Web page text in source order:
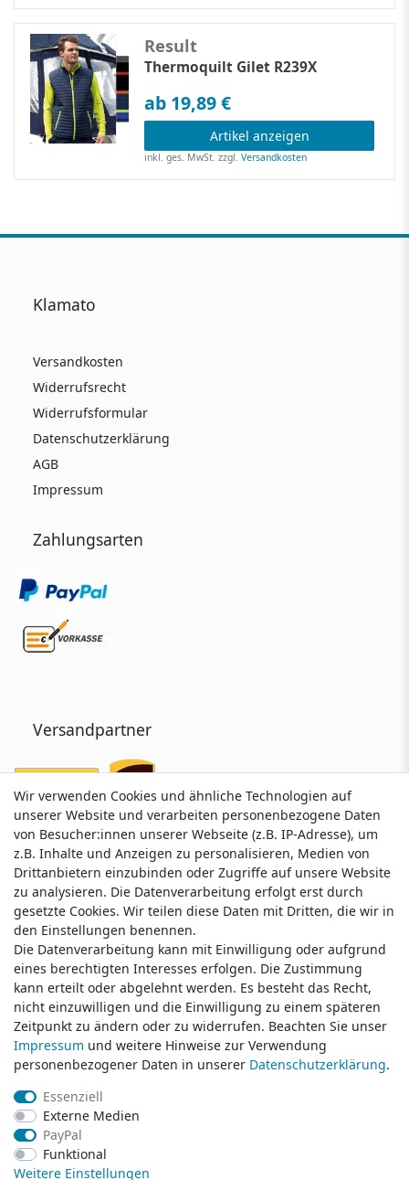
Result
Thermoquilt Gilet R239X
ab 19,89 €
Artikel anzeigen
inkl. ges. MwSt. zzgl.Versandkosten
Klamato
Versandkosten
Widerrufsrecht
Widerrufsformular
Datenschutzerklärung
AGB
Impressum
Zahlungsarten
Versandpartner
Service & Kontakt
Wünschen Sie einen Rückruf?
service@klamato.de
Schreiben Sie uns:
service@klamato.de
Durchschnittliche Bewertung von
Bewertungsgrundlage des Anbieters: 5 Verkaufs- und 3 Bewertungsplattformen
Wir verwenden Cookies und ähnliche Technologien auf
unserer Website und verarbeiten personenbezogene Daten
von Besucher:innen unserer Webseite (z.B. IP-Adresse), um
z.B. Inhalte und Anzeigen zu personalisieren, Medien von
Drittanbietern einzubinden oder Zugriffe auf unsere Website
zu analysieren. Die Datenverarbeitung erfolgt erst durch
gesetzte Cookies. Wir teilen diese Daten mit Dritten, die wir in
den Einstellungen benennen.
Die Datenverarbeitung kann mit Einwilligung oder aufgrund
eines berechtigten Interesses erfolgen. Die Zustimmung
kann erteilt oder abgelehnt werden. Es besteht das Recht,
nicht einzuwilligen und die Einwilligung zu einem späteren
Zeitpunkt zu ändern oder zu widerrufen. Beachten Sie unser
Impressum und weitere Hinweise zur Verwendung
personenbezogener Daten in unserer Daten­schutz­erklärung.
Essenziell
Externe Medien
PayPal
Funktional
Weitere Einstellungen
Wir verwenden Cookies und ähnliche Technologien auf
unserer Website und verarbeiten personenbezogene Daten
von Besucher:innen unserer Webseite (z.B. IP-Adresse), um
z.B. Inhalte und Anzeigen zu personalisieren, Medien von
Drittanbietern einzubinden oder Zugriffe auf unsere Website
zu analysieren. Die Datenverarbeitung erfolgt erst durch
gesetzte Cookies. Wir teilen diese Daten mit Dritten, die wir in
den Einstellungen benennen.
Die Datenverarbeitung kann mit Einwilligung oder aufgrund
eines berechtigten Interesses erfolgen. Die Zustimmung
kann erteilt oder abgelehnt werden. Es besteht das Recht,
nicht einzuwilligen und die Einwilligung zu einem späteren
Zeitpunkt zu ändern oder zu widerrufen. Beachten Sie unser
Impressum und weitere Hinweise zur Verwendung
personenbezogener Daten in unserer Daten­schutz­erklärung.
Essenziell
Externe Medien
PayPal
Funktional
Weitere Einstellungen